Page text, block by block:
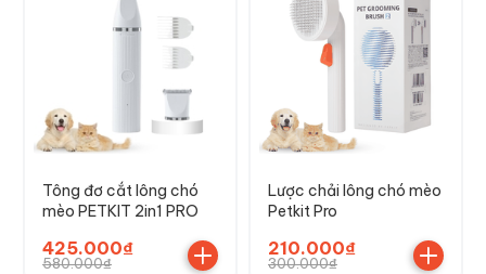
Tông đơ cắt lông chó
mèo PETKIT 2in1 PRO
425.000₫
580.000₫
Lược chải lông chó mèo
Petkit Pro
210.000₫
300.000₫